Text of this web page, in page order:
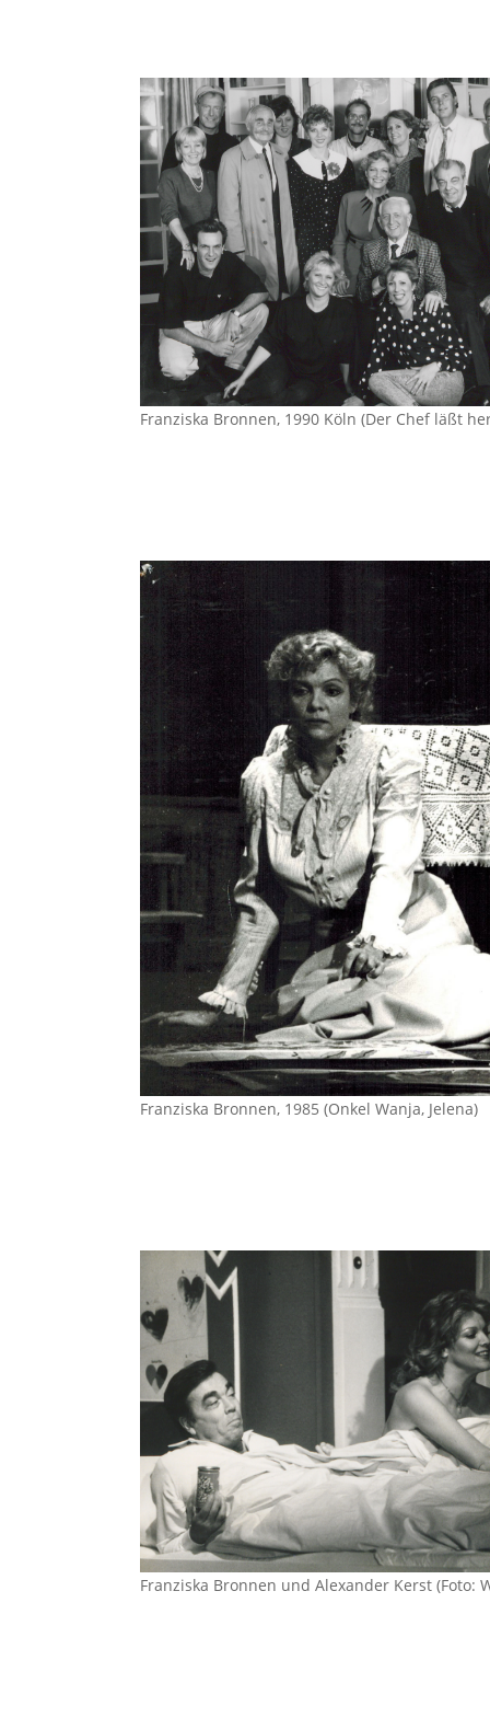
Franziska Bronnen, 1990 Köln (Der Chef läßt
Franziska Bronnen, 1985 (Onkel Wanja, Jelena)
Franziska Bronnen und Alexander Kerst (Foto: